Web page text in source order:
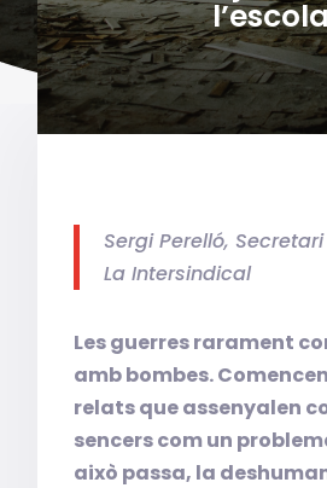
Sergi Perelló,
La Intersindical
Les guerres rarament
amb bombes.
relats que assenyalen
sencers com un
això passa, la